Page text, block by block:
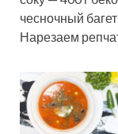
чесночный
Нарезаем